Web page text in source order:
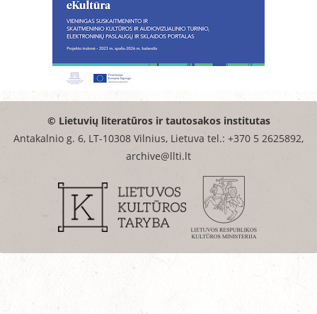
© Lietuvių literatūros ir tautosakos institutas
Antakalnio g. 6, LT-10308 Vilnius, Lietuva tel.: +370 5 2625892,
archive@llti.lt